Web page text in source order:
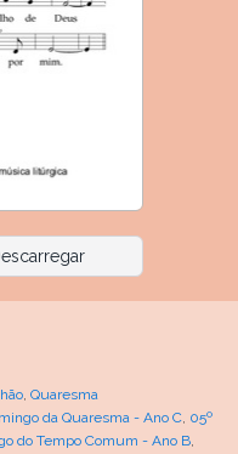
, Quaresma
da Quaresma - Ano C, 05º
do Tempo Comum - Ano B,